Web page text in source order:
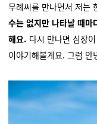
무례씨를 만나면서 저는
수는 없지만 나타날 때마
해요. 다시 만나면 심장
이야기해볼게요. 그럼 안